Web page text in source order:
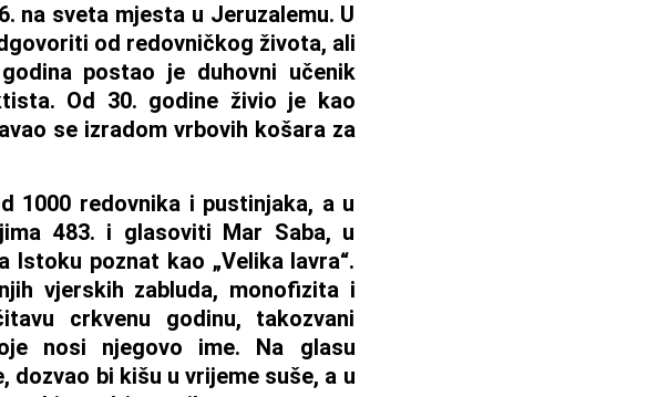
na sveta mjesta u Jeruzalemu. U
od redovničkog života, ali
postao je duhovni učenik
Od 30. godine živio je kao
se izradom vrbovih košara za
1000 redovnika i pustinjaka, a u
483. i glasoviti Mar Saba, u
Istoku poznat kao „Velika lavra“.
vjerskih zabluda, monofizita i
crkvenu godinu, takozvani
nosi njegovo ime. Na glasu
bi kišu u vrijeme suše, a u